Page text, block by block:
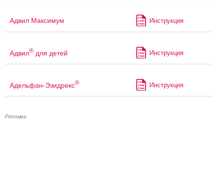
Адвил Максимум Инструкция
Адвил® для детей Инструкция
Адельфан-Эзидрекс® Инструкция
Реклама